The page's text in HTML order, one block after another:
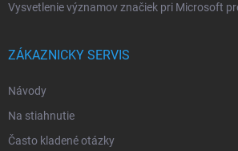
Vysvetlenie významov značiek pri Microsoft
ZÁKAZNICKY SERVIS
Návody
Na stiahnutie
Často kladené otázky